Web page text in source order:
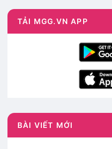
TẢI MGG.VN APP
BÀI VIẾT MỚI